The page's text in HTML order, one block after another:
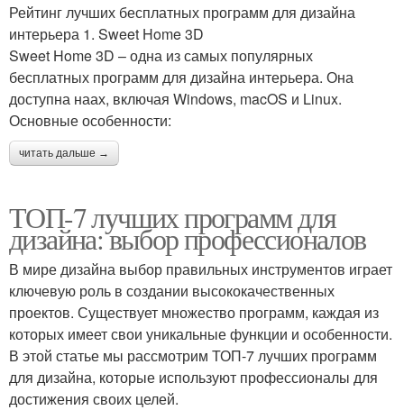
Рейтинг лучших бесплатных программ для дизайна
интерьера 1. Sweet Home 3D
Sweet Home 3D – одна из самых популярных
бесплатных программ для дизайна интерьера. Она
доступна наах, включая Windows, macOS и Linux.
Основные особенности:
читать дальше →
ТОП-7 лучших программ для
дизайна: выбор профессионалов
В мире дизайна выбор правильных инструментов играет
ключевую роль в создании высококачественных
проектов. Существует множество программ, каждая из
которых имеет свои уникальные функции и особенности.
В этой статье мы рассмотрим ТОП-7 лучших программ
для дизайна, которые используют профессионалы для
достижения своих целей.